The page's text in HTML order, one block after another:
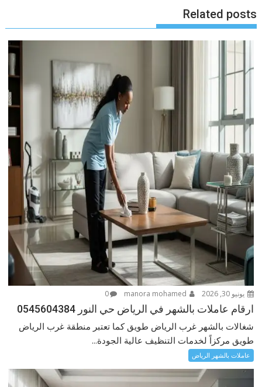
Related posts
يونيو 30, 2026 0
ارقام عاملات بالشهر في الرياض حي النور 0545604384
شغالات بالشهر غرب الرياض طويق كما تعتبر منطقة غرب الرياض
طويق مركزاً لخدمات التنظيف عالية الجودة...
عاملات بالشهر الرياض